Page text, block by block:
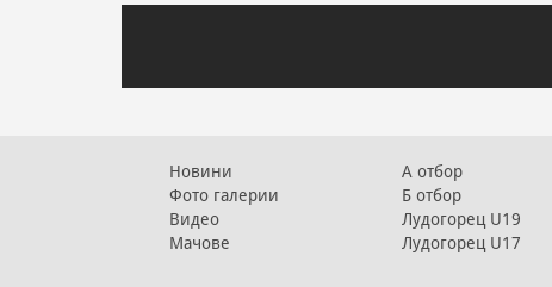
Новини
Фото галерии
Видео
Мачове
А отбор
Б отбор
Лудогорец U19
Лудогорец U17